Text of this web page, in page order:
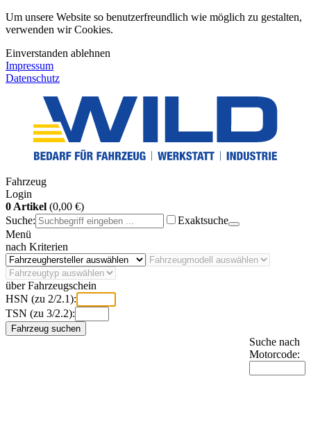
Um unsere Website so benutzerfreundlich wie möglich zu gestalten,
verwenden wir Cookies.
Einverstanden ablehnen
Impressum
Datenschutz
Fahrzeug
Login
0 Artikel (0,00 €)
Suche:
Exaktsuche
Menü
nach Kriterien
über Fahrzeugschein
HSN (zu 2/2.1):
TSN (zu 3/2.2):
Fahrzeug suchen
Suche nach
Motorcode: